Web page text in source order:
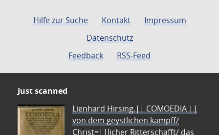
Hilfe zur Suche Kontakt
Impressum
Datenschutz
Feedback
RSS-Feed
Just scanned
Lienhard Hirsing.|| COMOEDIA ||
von dem geystlichen kampff/
Christ=||licher Ritterschafft/ das